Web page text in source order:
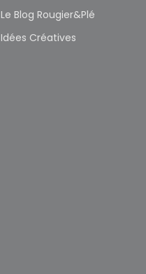
Le Blog Rougier&Plé
Idées Créatives